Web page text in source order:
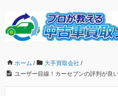
ホーム / 大手買取会社 /
ユーザー目線！カーセブンの評判が良